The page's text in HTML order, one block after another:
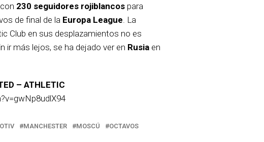
230 seguidores rojiblancos para
de final de la Europa League . La
Club en sus desplazamientos no es
ir más lejos, se ha dejado ver en Rusia en
– ATHLETIC
MANCHESTER MOSCÚ
OCTAVOS